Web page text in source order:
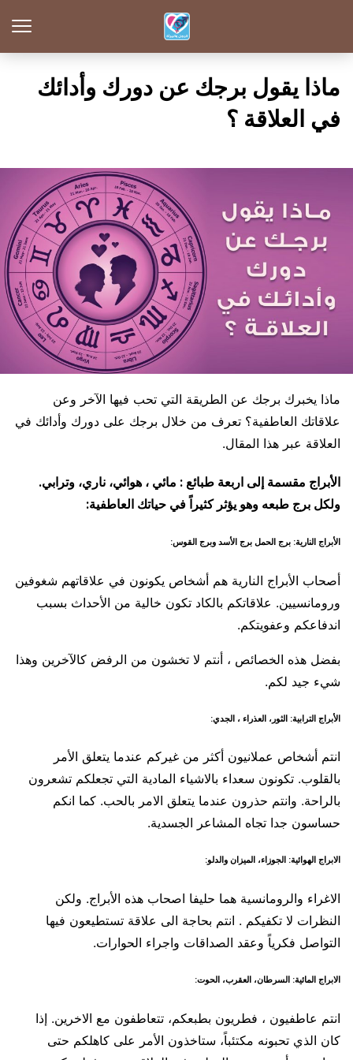
ماذا يقول برجك عن دورك وأدائك
في العلاقة ؟
ماذا يخبرك برجك عن الطريقة التي تحب فيها الآخر وعن
علاقاتك العاطفية؟ تعرف من خلال برجك على دورك وأدائك في
العلاقة عبر هذا المقال.
الأبراج مقسمة إلى اربعة طبائع : مائي ، هوائي، ناري، وترابي.
ولكل برج طبعه وهو يؤثر كثيراً في حياتك العاطفية:
الأبراج النارية: برج الحمل برج الأسد وبرج القوس:
أصحاب الأبراج النارية هم أشخاص يكونون في علاقاتهم شغوفين
ورومانسيين. علاقاتكم بالكاد تكون خالية من الأحداث بسبب
اندفاعكم وعفويتكم.
بفضل هذه الخصائص ، أنتم لا تخشون من الرفض كالآخرين وهذا
شيء جيد لكم.
الأبراج الترابية: الثور، العذراء ، الجدي:
انتم أشخاص عملانيون أكثر من غيركم عندما يتعلق الأمر
بالقلوب. تكونون سعداء بالاشياء المادية التي تجعلكم تشعرون
بالراحة. وانتم حذرون عندما يتعلق الامر بالحب. كما انكم
حساسون جدا تجاه المشاعر الجسدية.
الابراج الهوائية: الجوزاء، الميزان والدلو:
الاغراء والرومانسية هما حليفا اصحاب هذه الأبراج. ولكن
النظرات لا تكفيكم . انتم بحاجة الى علاقة تستطيعون فيها
التواصل فكرياً وعقد الصداقات واجراء الحوارات.
الابراج المائية: السرطان، العقرب، الحوت:
انتم عاطفيون ، فطريون بطبعكم، تتعاطفون مع الاخرين. إذا
كان الذي تحبونه مكتئباً، ستاخذون الأمر على كاهلكم حتى